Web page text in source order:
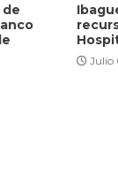
Julio